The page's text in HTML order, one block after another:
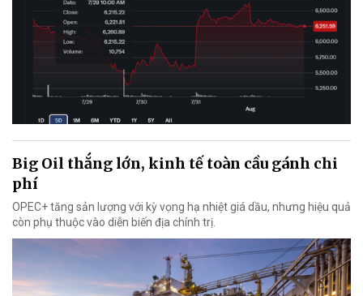
Big Oil thắng lớn, kinh tế toàn cầu gánh chi
phí
OPEC+ tăng sản lượng với kỳ vọng hạ nhiệt giá dầu, nhưng hiệu quả
còn phụ thuộc vào diễn biến địa chính trị.